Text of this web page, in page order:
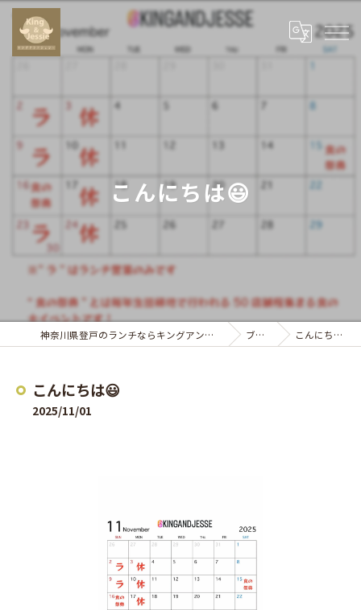
こんにちは😃
神奈川県登戸のランチならキングアンドジェシー ブログ こんにちは😃
こんにちは😃
2025/11/01